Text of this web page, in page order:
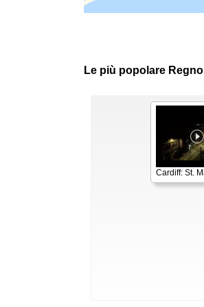
Le più popolare
Cardiff: St.